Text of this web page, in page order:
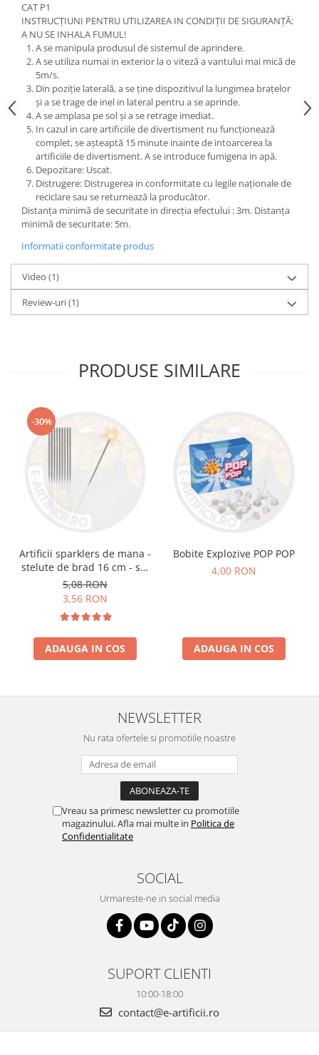
CAT P1
INSTRUCȚIUNI PENTRU UTILIZAREA IN CONDIȚII DE SIGURANȚĂ:
A NU SE INHALA FUMUL!
A se manipula produsul de sistemul de aprindere.
A se utiliza numai in exterior la o viteză a vantului mai mică de
5m/s.
Din poziție laterală, a se ține dispozitivul la lungimea brațelor
și a se trage de inel in lateral pentru a se aprinde.
A se amplasa pe sol și a se retrage imediat.
In cazul in care artificiile de divertisment nu funcționează
complet, se așteaptă 15 minute inainte de intoarcerea la
artificiile de divertisment. A se introduce fumigena in apă.
Depozitare: Uscat.
Distrugere: Distrugerea in conformitate cu legile naționale de
reciclare sau se returnează la producător.
Distanța minimă de securitate in direcția efectului : 3m. Distanța
minimă de securitate: 5m.
Informatii conformitate produs
Video (1)
Review-uri(1)
PRODUSE SIMILARE
-30%
Artificii sparklers de mana -
stelute de brad 16 cm - set
10 buc
5,08 RON
3,56 RON
ADAUGA IN COS
Bobite Explozive POP POP
4,00 RON
ADAUGA IN COS
NEWSLETTER
Nu rata ofertele si promotiile noastre
Vreau sa primesc newsletter cu promotiile
magazinului. Afla mai multe in Politica de
Confidentialitate
SOCIAL
Urmareste-ne in social media
SUPORT CLIENTI
10:00-18:00
contact@e-artificii.ro